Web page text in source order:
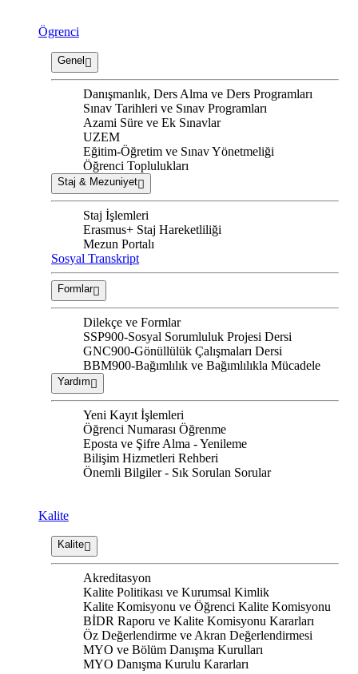
Ögrenci
Genel
Danışmanlık, Ders Alma ve Ders Programları
Sınav Tarihleri ve Sınav Programları
Azami Süre ve Ek Sınavlar
UZEM
Eğitim-Öğretim ve Sınav Yönetmeliği
Öğrenci Toplulukları
Staj & Mezuniyet
Staj İşlemleri
Erasmus+ Staj Hareketliliği
Mezun Portalı
Sosyal Transkript
Formlar
Dilekçe ve Formlar
SSP900-Sosyal Sorumluluk Projesi Dersi
GNC900-Gönüllülük Çalışmaları Dersi
BBM900-Bağımlılık ve Bağımlılıkla Mücadele
Yardım
Yeni Kayıt İşlemleri
Öğrenci Numarası Öğrenme
Eposta ve Şifre Alma - Yenileme
Bilişim Hizmetleri Rehberi
Önemli Bilgiler - Sık Sorulan Sorular
Kalite
Kalite
Akreditasyon
Kalite Politikası ve Kurumsal Kimlik
Kalite Komisyonu ve Öğrenci Kalite Komisyonu
BİDR Raporu ve Kalite Komisyonu Kararları
Öz Değerlendirme ve Akran Değerlendirmesi
MYO ve Bölüm Danışma Kurulları
MYO Danışma Kurulu Kararları